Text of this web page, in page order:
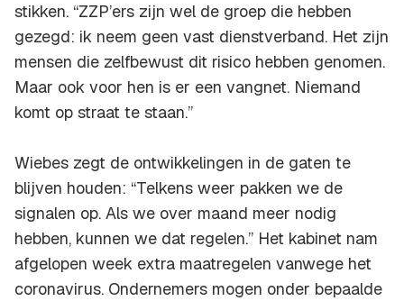
stikken. “ZZP’ers zijn wel de groep die hebben
gezegd: ik neem geen vast dienstverband. Het zijn
mensen die zelfbewust dit risico hebben genomen.
Maar ook voor hen is er een vangnet. Niemand
komt op straat te staan.”
Wiebes zegt de ontwikkelingen in de gaten te
blijven houden: “Telkens weer pakken we de
signalen op. Als we over maand meer nodig
hebben, kunnen we dat regelen.” Het kabinet nam
afgelopen week extra maatregelen vanwege het
coronavirus. Ondernemers mogen onder bepaalde